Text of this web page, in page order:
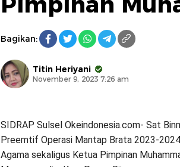
Bagikan:
Titin Heriyani
November 9, 2023 7:26 am
SIDRAP Sulsel Okeindonesia.com- Sat
Preemtif Operasi Mantap Brata 2023-
Agama sekaligus Ketua Pimpinan